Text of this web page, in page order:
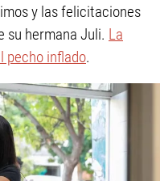
y las felicitaciones
su hermana Juli. La
pecho inflado.